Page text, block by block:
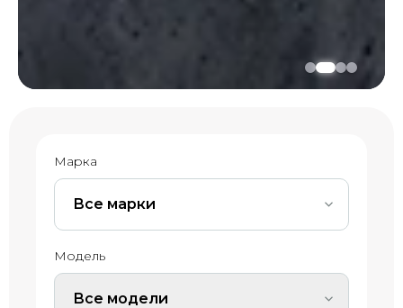
Марка
Все марки
Модель
Все модели